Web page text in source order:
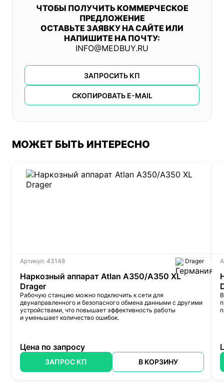
ЧТОБЫ ПОЛУЧИТЬ КОММЕРЧЕСКОЕ
ПРЕДЛОЖЕНИЕ
ОСТАВЬТЕ ЗАЯВКУ НА САЙТЕ ИЛИ
НАПИШИТЕ НА ПОЧТУ:
INFO@MEDBUY.RU
ЗАПРОСИТЬ КП
СКОПИРОВАТЬ E-MAIL
МОЖЕТ БЫТЬ ИНТЕРЕСНО
Артикул: 43148 Drager
Наркозный аппарат Atlan A350/A350 XL
Drager
Рабочую станцию можно подключить к сети для
двунаправленного и безопасного обмена данными с другими
устройствами, что повышает эффективность работы
и уменьшает количество ошибок.
Цена по запросу
ЗАПРОС КП В КОРЗИНУ